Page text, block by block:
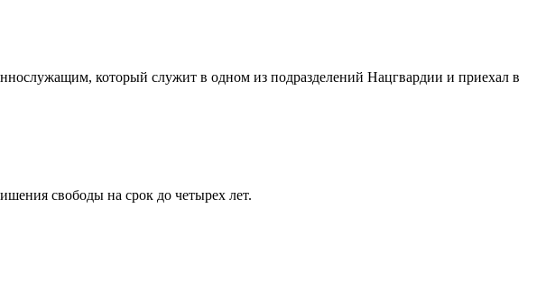
который служит в одном из подразделений Нацгвардии и приехал в
свободы на срок до четырех лет.